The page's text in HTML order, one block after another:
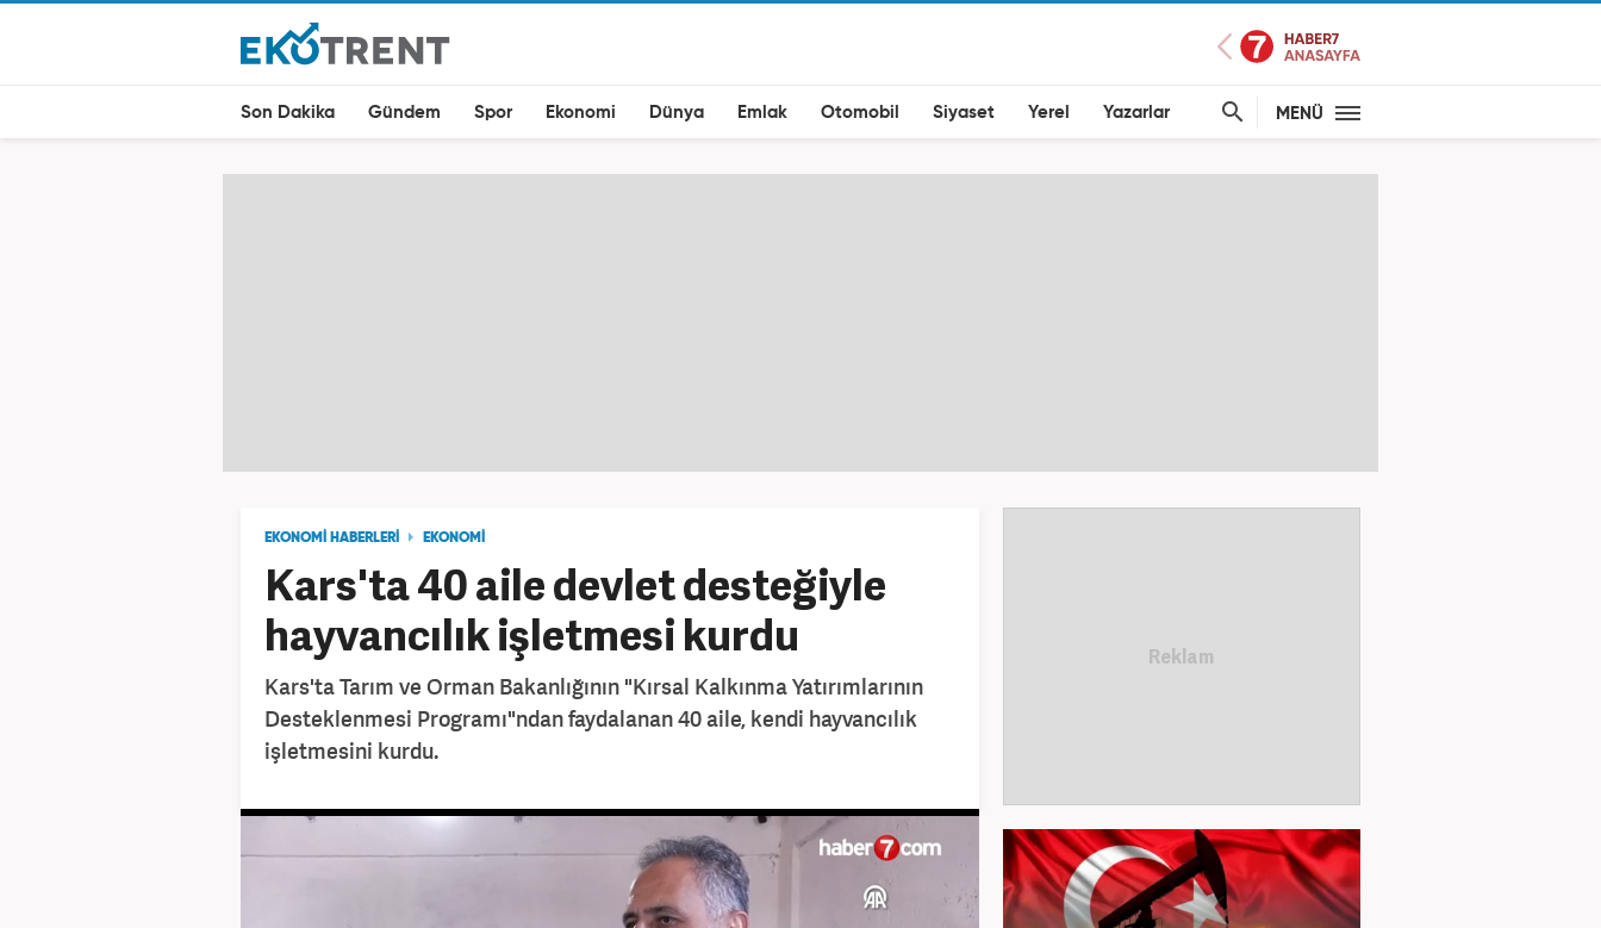
Son Dakika Gündem Spor Ekonomi Dünya Emlak Otomobil Siyaset Yerel Yazarlar MENÜ
EKONOMİ HABERLERİ EKONOMİ
Kars'ta 40 aile devlet desteğiyle
hayvancılık işletmesi kurdu
Kars'ta Tarım ve Orman Bakanlığının "Kırsal Kalkınma Yatırımlarının
Desteklenmesi Programı"ndan faydalanan 40 aile, kendi hayvancılık
işletmesini kurdu.